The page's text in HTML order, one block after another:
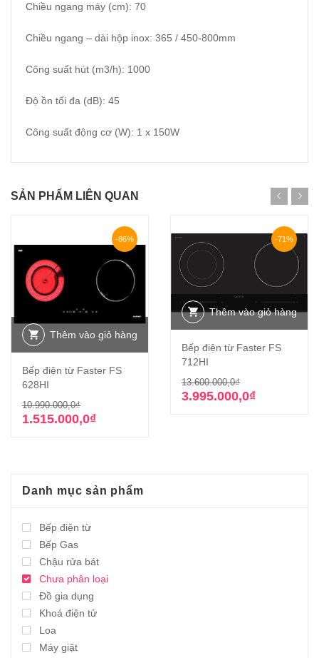
Chiều ngang máy (cm): 70
Chiều ngang – dài hộp inox: 365 / 450-800mm
Công suất hút (m3/h): 1000
Độ ồn tối đa (dB): 45
Công suất động cơ (W): 1 x 150W
SẢN PHẨM LIÊN QUAN
-86%
Thêm vào giỏ hàng
Bếp điện từ Faster FS
628HI
10.990.000,0₫Giá
gốc
1.515.000,0₫
Giá
hiện
-71%
Thêm vào giỏ hàng
Bếp điện từ Faster FS
712HI
13.600.000,0₫Giá
gốc
3.995.000,0₫
Giá
hiện
Danh mục sản phẩm
Bếp điện từ
Bếp Gas
Chậu rửa bát
Chưa phân loại
Đồ gia dụng
Khoá điện tử
Loa
Máy giặt